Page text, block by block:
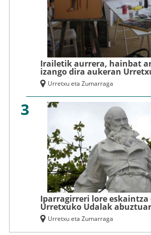
Irailetik aurrera, hainbat
izango dira aukeran
Urretxu eta Zumarraga
3
Iparragirreri lore eskaintza
Urretxuko Udalak
Urretxu eta Zumarraga